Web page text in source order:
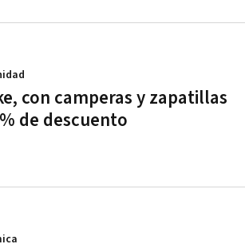
con camperas y zapatillas
de descuento